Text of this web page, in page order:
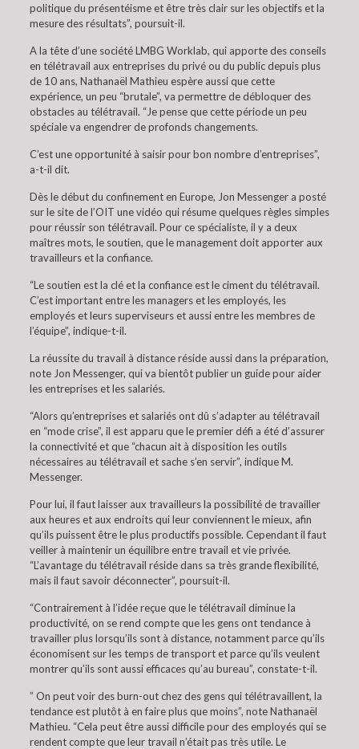
politique du présentéisme et être très clair sur les objectifs et la
mesure des résultats”, poursuit-il.
A la tête d’une société LMBG Worklab, qui apporte des conseils
en télétravail aux entreprises du privé ou du public depuis plus
de 10 ans, Nathanaël Mathieu espère aussi que cette
expérience, un peu “brutale”, va permettre de débloquer des
obstacles au télétravail. “Je pense que cette période un peu
spéciale va engendrer de profonds changements.
C’est une opportunité à saisir pour bon nombre d’entreprises”,
a-t-il dit.
Dès le début du confinement en Europe, Jon Messenger a posté
sur le site de l’OIT une vidéo qui résume quelques règles simples
pour réussir son télétravail. Pour ce spécialiste, il y a deux
maîtres mots, le soutien, que le management doit apporter aux
travailleurs et la confiance.
“Le soutien est la clé et la confiance est le ciment du télétravail.
C’est important entre les managers et les employés, les
employés et leurs superviseurs et aussi entre les membres de
l’équipe”, indique-t-il.
La réussite du travail à distance réside aussi dans la préparation,
note Jon Messenger, qui va bientôt publier un guide pour aider
les entreprises et les salariés.
“Alors qu’entreprises et salariés ont dû s’adapter au télétravail
en “mode crise”, il est apparu que le premier défi a été d’assurer
la connectivité et que “chacun ait à disposition les outils
nécessaires au télétravail et sache s’en servir”, indique M.
Messenger.
Pour lui, il faut laisser aux travailleurs la possibilité de travailler
aux heures et aux endroits qui leur conviennent le mieux, afin
qu’ils puissent être le plus productifs possible. Cependant il faut
veiller à maintenir un équilibre entre travail et vie privée.
“L’avantage du télétravail réside dans sa très grande flexibilité,
mais il faut savoir déconnecter”, poursuit-il.
“Contrairement à l’idée reçue que le télétravail diminue la
productivité, on se rend compte que les gens ont tendance à
travailler plus lorsqu’ils sont à distance, notamment parce qu’ils
économisent sur les temps de transport et parce qu’ils veulent
montrer qu’ils sont aussi efficaces qu’au bureau”, constate-t-il.
” On peut voir des burn-out chez des gens qui télétravaillent, la
tendance est plutôt à en faire plus que moins”, note Nathanaël
Mathieu. “Cela peut être aussi difficile pour des employés qui se
rendent compte que leur travail n’était pas très utile. Le